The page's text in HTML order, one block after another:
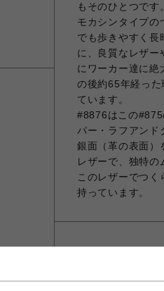
もそのひとつです。
モカシンタイプの
でも歩きやすく長
に、良質なレザ
にワーカー達に絶
の後約65年経っ
ています。
#8876はこの#875
パー・ラフアンド
銀面（革の表面）
レザーで、独特の
このレザーでつ
持っています。